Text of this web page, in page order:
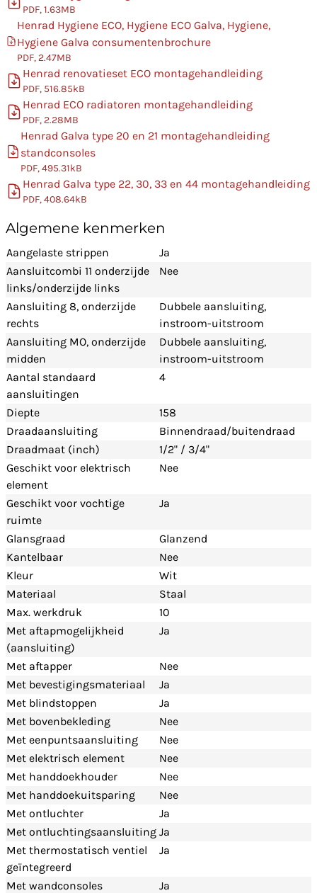
PDF, 1.63MB
Henrad Hygiene ECO, Hygiene ECO Galva, Hygiene,
Hygiene Galva consumentenbrochure
PDF, 2.47MB
Henrad renovatieset ECO montagehandleiding
PDF, 516.85kB
Henrad ECO radiatoren montagehandleiding
PDF, 2.28MB
Henrad Galva type 20 en 21 montagehandleiding
standconsoles
PDF, 495.31kB
Henrad Galva type 22, 30, 33 en 44 montagehandleiding
PDF, 408.64kB
Algemene kenmerken
Aangelaste strippen
Ja
Aansluitcombi 11 onderzijde
links/onderzijde links
Nee
Aansluiting 8, onderzijde
rechts
Dubbele aansluiting,
instroom-uitstroom
Aansluiting MO, onderzijde
midden
Dubbele aansluiting,
instroom-uitstroom
Aantal standaard
aansluitingen
4
Diepte
158
Draadaansluiting
Binnendraad/buitendraad
Draadmaat (inch)
1/2" / 3/4"
Geschikt voor elektrisch
element
Nee
Geschikt voor vochtige
ruimte
Ja
Glansgraad
Glanzend
Kantelbaar
Nee
Kleur
Wit
Materiaal
Staal
Max. werkdruk
10
Met aftapmogelijkheid
(aansluiting)
Ja
Met aftapper
Nee
Met bevestigingsmateriaal
Ja
Met blindstoppen
Ja
Met bovenbekleding
Nee
Met eenpuntsaansluiting
Nee
Met elektrisch element
Nee
Met handdoekhouder
Nee
Met handdoekuitsparing
Nee
Met ontluchter
Ja
Met ontluchtingsaansluiting Ja
Met thermostatisch ventiel
geïntegreerd
Ja
Met wandconsoles
Ja